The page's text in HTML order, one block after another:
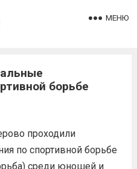
МЕНЮ
борьбе
проходили
по спортивной борьбе
среди юношей и